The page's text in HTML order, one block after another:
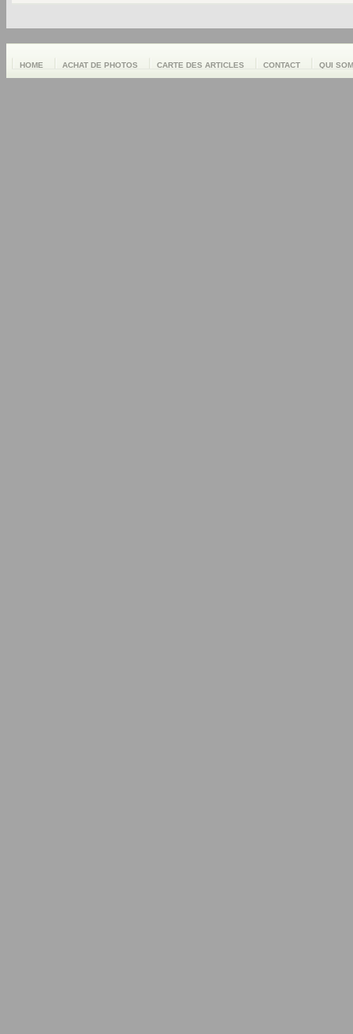
HOME ACHAT DE PHOTOS CARTE DES ARTICLES CONTACT QUI